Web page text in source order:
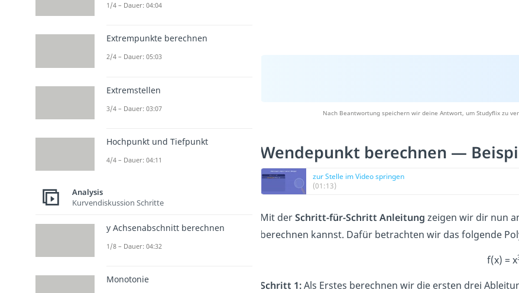
Nach Beantwortung speichern wir deine Antwort, um Studyflix zu
Wendepunkt berechnen —
zur Stelle im Video springen
(01:13)
Mit derSchritt-für-Schritt Anleitung zeigen wir dir nun
berechnen kannst. Dafür betrachten wir das folgende
f(x) = x
Schritt 1:Als Erstes berechnen wir die ersten drei
1/4 – Dauer: 04:04
Extrempunkte berechnen
2/4 – Dauer: 05:03
Extremstellen
3/4 – Dauer: 03:07
Hochpunkt und Tiefpunkt
4/4 – Dauer: 04:11
Analysis
Kurvendiskussion Schritte
y Achsenabschnitt berechnen
1/8 – Dauer: 04:32
Monotonie